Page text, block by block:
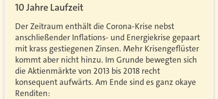
10 Jahre Laufzeit
Der Zeitraum enthält die Corona-Krise nebst
anschließender Inflations- und Energiekrise gepaart
mit krass gestiegenen Zinsen. Mehr Krisengeflüster
kommt aber nicht hinzu. Im Grunde bewegten sich
die Aktienmärkte von 2013 bis 2018 recht
konsequent aufwärts. Am Ende sind es ganz okaye
Renditen: